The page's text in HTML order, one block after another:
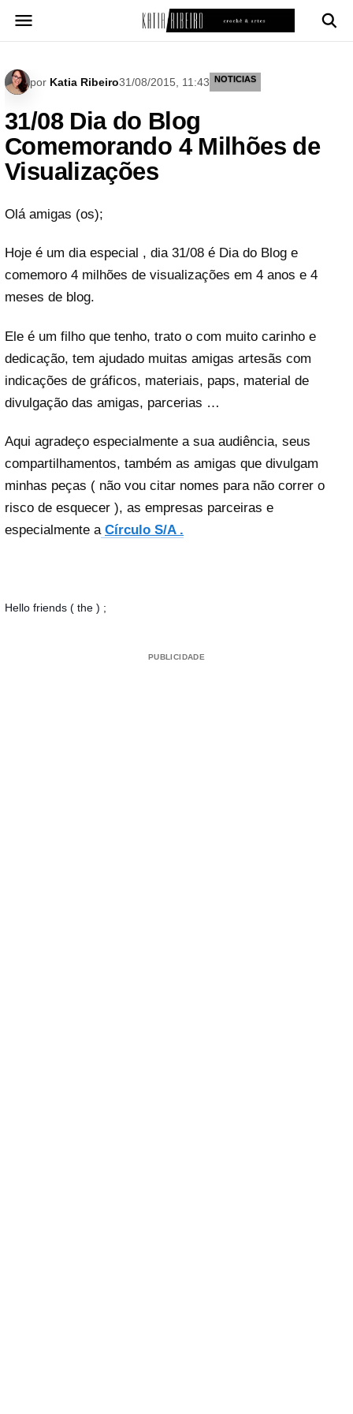
para
por Katia Ribeiro31/08/2015, 11:43 NOTICIAS
31/08 Dia do Blog
Comemorando 4 Milhões de
Visualizações
Olá amigas (os);
Hoje é um dia especial , dia 31/08 é Dia do Blog e
comemoro 4 milhões de visualizações em 4 anos e 4
meses de blog.
Ele é um filho que tenho, trato o com muito carinho e
dedicação, tem ajudado muitas amigas artesãs com
indicações de gráficos, materiais, paps, material de
divulgação das amigas, parcerias …
Aqui agradeço especialmente a sua audiência, seus
compartilhamentos, também as amigas que divulgam
minhas peças ( não vou citar nomes para não correr o
risco de esquecer ), as empresas parceiras e
especialmente a Círculo S/A .
Hello friends ( the ) ;
PUBLICIDADE